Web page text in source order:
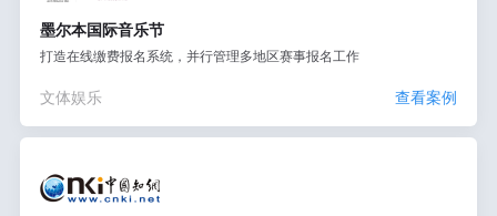
墨尔本国际音乐节
打造在线缴费报名系统，并行管理多地区赛事报名工作
文体娱乐 查看案例